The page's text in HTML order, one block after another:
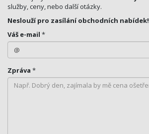
služby, ceny, nebo další otázky.
Neslouží pro zasílání obchodních nabídek!
Váš e-mail *
Zpráva *